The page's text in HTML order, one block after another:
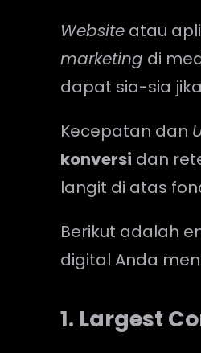
Website atau
marketing di
dapat sia-sia
Kecepatan dan
konversi dan
langit di atas
Berikut adalah
digital Anda
1. Largest